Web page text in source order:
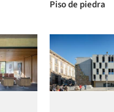
Piso de piedra